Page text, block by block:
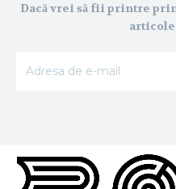
Dacă vrei să fii printre